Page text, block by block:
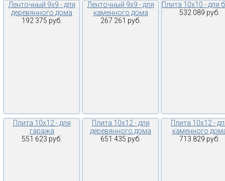
Ленточный 9х9 - для
деревянного дома
192 375 руб.
Ленточный 9х9 - для
каменного дома
267 261 руб.
Плита 10х10 - для
532 089 руб.
Плита 10х12 - для
гаража
551 623 руб.
Плита 10х12 - для
деревянного дома
651 435 руб.
Плита 10х12 -
каменного
713 829 руб.